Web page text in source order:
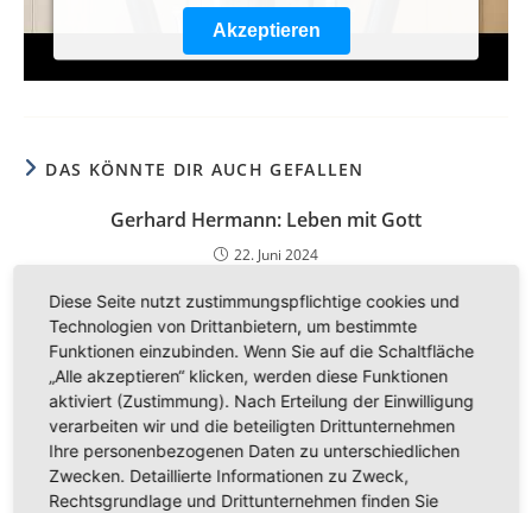
Akzeptieren
Powered byUsercentrics Consent Management
DAS KÖNNTE DIR AUCH GEFALLEN
Gerhard Hermann: Leben mit Gott
22. Juni 2024
John Moraru – Nichts ist zufällig
9. September 2023
Diese Seite nutzt zustimmungspflichtige cookies und
Technologien von Drittanbietern, um bestimmte
Funktionen einzubinden. Wenn Sie auf die Schaltfläche
„Alle akzeptieren“ klicken, werden diese Funktionen
aktiviert (Zustimmung). Nach Erteilung der Einwilligung
verarbeiten wir und die beteiligten Drittunternehmen
Ihre personenbezogenen Daten zu unterschiedlichen
Zwecken. Detaillierte Informationen zu Zweck,
Rechtsgrundlage und Drittunternehmen finden Sie